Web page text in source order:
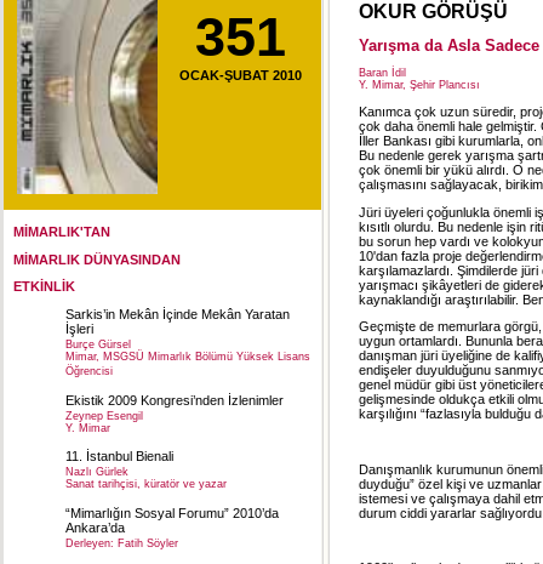
351
OCAK-ŞUBAT 2010
MİMARLIK'TAN
MİMARLIK DÜNYASINDAN
ETKİNLİK
Sarkis’in Mekân İçinde Mekân Yaratan
İşleri
Burçe Gürsel
Mimar, MSGSÜ Mimarlık Bölümü Yüksek Lisans
Öğrencisi
Ekistik 2009 Kongresi’nden İzlenimler
Zeynep Esengil
Y. Mimar
11. İstanbul Bienali
Nazlı Gürlek
Sanat tarihçisi, küratör ve yazar
“Mimarlığın Sosyal Forumu” 2010’da
Ankara’da
Derleyen: Fatih Söyler
OKUR GÖRÜŞÜ
Yarışma da Asla
Baran İdil
Y. Mimar, Şehir Plancısı
Kanımca çok uzun süredir,
çok daha önemli hale gelmiştir.
İller Bankası gibi kurumlarla,
Bu nedenle gerek yarışma
çok önemli bir yükü alırdı. O
çalışmasını sağlayacak,
Jüri üyeleri çoğunlukla önemli
kısıtlı olurdu. Bu nedenle işin
bu sorun hep vardı ve
10'dan fazla proje
karşılamazlardı. Şimdilerde
yarışmacı şikâyetleri de
kaynaklandığı araştırılabilir.
Geçmişte de memurlara
uygun ortamlardı. Bununla
danışman jüri üyeliğine de
endişeler duyulduğunu
genel müdür gibi üst
gelişmesinde oldukça etkili
karşılığını “fazlasıyla bulduğu
Danışmanlık kurumunun
duyduğu” özel kişi ve
istemesi ve çalışmaya dahil
durum ciddi yararlar